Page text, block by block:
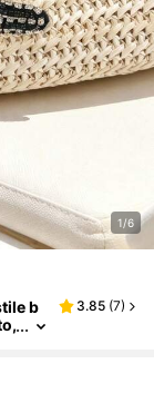
1/6
b
3.85 (7)